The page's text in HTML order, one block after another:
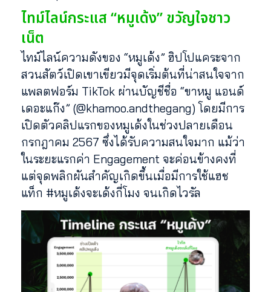
ไทม์ไลน์กระแส “หมูเด้ง” ขวัญใจชาว
เน็ต
ไทม์ไลน์ความดังของ “หมูเด้ง” ฮิปโปแคระจาก
สวนสัตว์เปิดเขาเขียวมีจุดเริ่มต้นที่น่าสนใจจาก
แพลตฟอร์ม TikTok ผ่านบัญชีชื่อ “ขาหมู แอนด์
เดอะแก๊ง” (@khamoo.andthegang) โดยมีการ
เปิดตัวคลิปแรกของหมูเด้งในช่วงปลายเดือน
กรกฎาคม 2567 ซึ่งได้รับความสนใจมาก แม้ว่า
ในระยะแรกค่า Engagement จะค่อนข้างคงที่
แต่จุดพลิกผันสำคัญเกิดขึ้นเมื่อมีการใช้แฮช
แท็ก #หมูเด้งจะเด้งกี่โมง จนเกิดไวรัล